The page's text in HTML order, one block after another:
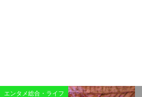
エンタメ総合・ライフ